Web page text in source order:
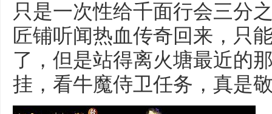
只是一次性给千面行会三分
匠铺听闻热血传奇回来，只
了，但是站得离火塘最近的
挂，看牛魔侍卫任务，真是